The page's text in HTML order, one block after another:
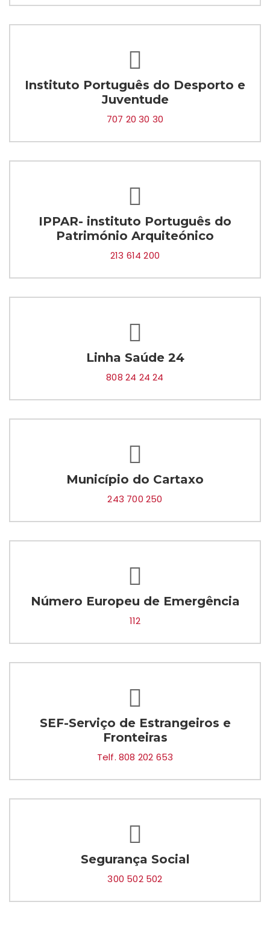
Instituto Português do Desporto e
Juventude
707 20 30 30
IPPAR- instituto Português do
Património Arquiteónico
213 614 200
Linha Saúde 24
808 24 24 24
Município do Cartaxo
243 700 250
Número Europeu de Emergência
112
SEF-Serviço de Estrangeiros e
Fronteiras
Telf. 808 202 653
Segurança Social
300 502 502